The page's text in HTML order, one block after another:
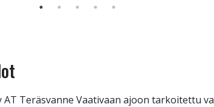
AT Teräsvanne Vaativaan ajoon tarkoitettu